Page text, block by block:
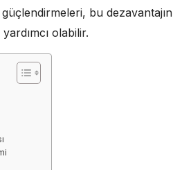
bu dezavantajın
olabilir.